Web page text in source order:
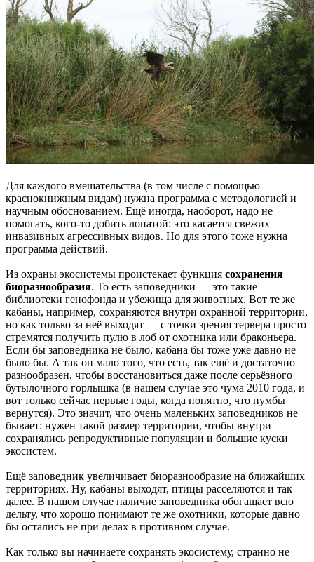
Для каждого вмешательства (в том числе с помощью
краснокнижным видам) нужна программа с методологией и
научным обоснованием. Ещё иногда, наоборот, надо не
помогать, кого-то добить лопатой: это касается свежих
инвазивных агрессивных видов. Но для этого тоже нужна
программа действий.
Из охраны экосистемы проистекает функция сохранения
биоразнообразия. То есть заповедники — это такие
библиотеки генофонда и убежища для животных. Вот те же
кабаны, например, сохраняются внутри охранной территории,
но как только за неё выходят — с точки зрения тервера просто
стремятся получить пулю в лоб от охотника или браконьера.
Если бы заповедника не было, кабана бы тоже уже давно не
было бы. А так он мало того, что есть, так ещё и достаточно
разнообразен, чтобы восстановиться даже после серьёзного
бутылочного горлышка (в нашем случае это чума 2010 года, и
вот только сейчас первые годы, когда понятно, что пумбы
вернутся). Это значит, что очень маленьких заповедников не
бывает: нужен такой размер территории, чтобы внутри
сохранялись репродуктивные популяции и большие куски
экосистем.
Ещё заповедник увеличивает биоразнообразие на ближайших
территориях. Ну, кабаны выходят, птицы расселяются и так
далее. В нашем случае наличие заповедника обогащает всю
дельту, что хорошо понимают те же охотники, которые давно
бы остались не при делах в противном случае.
Как только вы начинаете сохранять экосистему, странно не